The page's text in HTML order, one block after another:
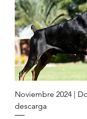
Noviembre 2024 |
descarga